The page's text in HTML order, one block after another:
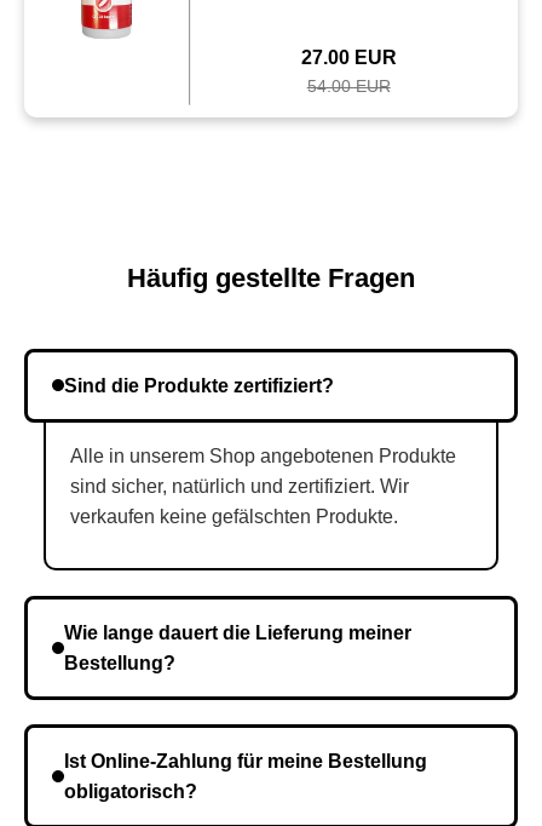
27.00 EUR
54.00 EUR
Häufig gestellte Fragen
Sind die Produkte zertifiziert?
Alle in unserem Shop angebotenen Produkte
sind sicher, natürlich und zertifiziert. Wir
verkaufen keine gefälschten Produkte.
Wie lange dauert die Lieferung meiner
Bestellung?
Kurierdienst und die Zeit hängt davon ab.
Ist Online-Zahlung für meine Bestellung
obligatorisch?